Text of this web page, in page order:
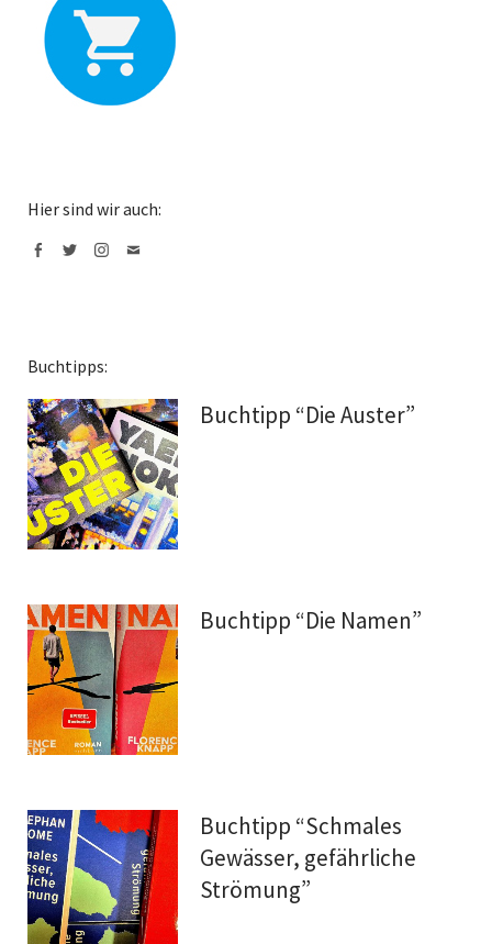
Hier sind wir auch:
Buchtipps:
Buchtipp “Die Auster”
Buchtipp “Die Namen”
Buchtipp “Schmales
Gewässer, gefährliche
Strömung”